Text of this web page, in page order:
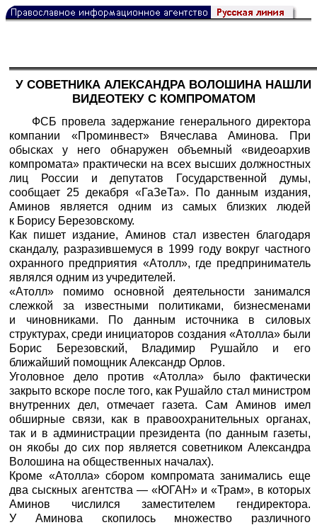
У СОВЕТНИКА АЛЕКСАНДРА ВОЛОШИНА НАШЛИ
ВИДЕОТЕКУ С КОМПРОМАТОМ
ФСБ провела задержание генерального директора
компании «Проминвест» Вячеслава Аминова. При
обысках у него обнаружен объемный «видеоархив
компромата» практически на всех высших должностных
лиц России и депутатов Государственной думы,
сообщает 25 декабря «ГаЗеТа». По данным издания,
Аминов является одним из самых близких людей
к Борису Березовскому.
Как пишет издание, Аминов стал известен благодаря
скандалу, разразившемуся в 1999 году вокруг частного
охранного предприятия «Атолл», где предприниматель
являлся одним из учредителей.
«Атолл» помимо основной деятельности занимался
слежкой за известными политиками, бизнесменами
и чиновниками. По данным источника в силовых
структурах, среди инициаторов создания «Атолла» были
Борис Березовский, Владимир Рушайло и его
ближайший помощник Александр Орлов.
Уголовное дело против «Атолла» было фактически
закрыто вскоре после того, как Рушайло стал министром
внутренних дел, отмечает газета. Сам Аминов имел
обширные связи, как в правоохранительных органах,
так и в администрации президента (по данным газеты,
он якобы до сих пор является советником Александра
Волошина на общественных началах).
Кроме «Атолла» сбором компромата занимались еще
два сыскных агентства — «ЮГАН» и «Трам», в которых
Аминов числился заместителем гендиректора.
У Аминова скопилось множество различного